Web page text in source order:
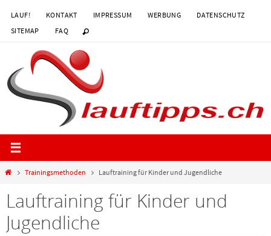
Zum
Inhalt
LAUF! KONTAKT IMPRESSUM WERBUNG
DATENSCHUTZ
SITEMAP
FAQ
StartTrainingsmethoden Lauftraining für Kinder und Jugendliche
Lauftraining für Kinder und
Jugendliche